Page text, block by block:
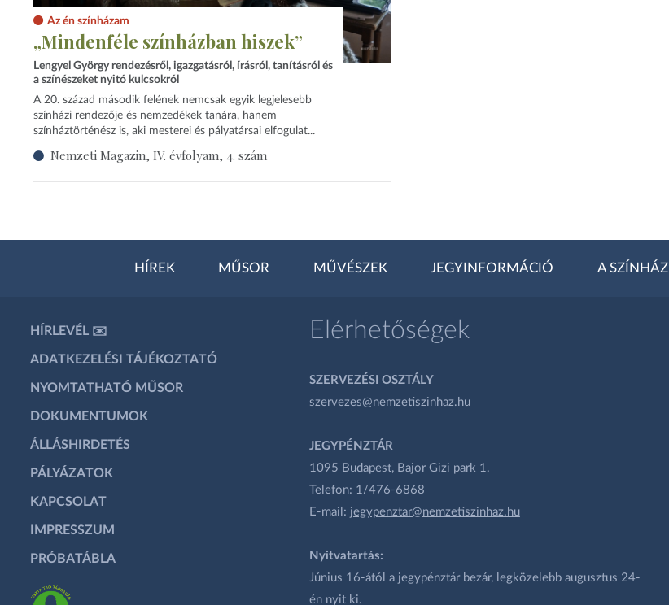
Az én színházam
„Mindenféle színházban hiszek”
Lengyel György rendezésről, igazgatásról, írásról, tanításról és
a színészeket nyitó kulcsokról
A 20. század második felének nemcsak egyik legjelesebb
színházi rendezője és nemzedékek tanára, hanem
színháztörténész is, aki mesterei és pályatársai elfogulat...
Nemzeti Magazin, IV. évfolyam, 4. szám
HÍREK MŰSOR MŰVÉSZEK JEGYINFORMÁCIÓ A SZÍNHÁZ
HÍRLEVÉL ✉️
ADATKEZELÉSI TÁJÉKOZTATÓ
NYOMTATHATÓ MŰSOR
DOKUMENTUMOK
ÁLLÁSHIRDETÉS
PÁLYÁZATOK
KAPCSOLAT
IMPRESSZUM
PRÓBATÁBLA
Elérhetőségek
SZERVEZÉSI OSZTÁLY
szervezes@nemzetiszinhaz.hu
JEGYPÉNZTÁR
1095 Budapest, Bajor Gizi park 1.
Telefon: 1/476-6868
E-mail: jegypenztar@nemzetiszinhaz.hu
Nyitvatartás:
Június 16-ától a jegypénztár bezár, legközelebb augusztus 24-
én nyit ki.